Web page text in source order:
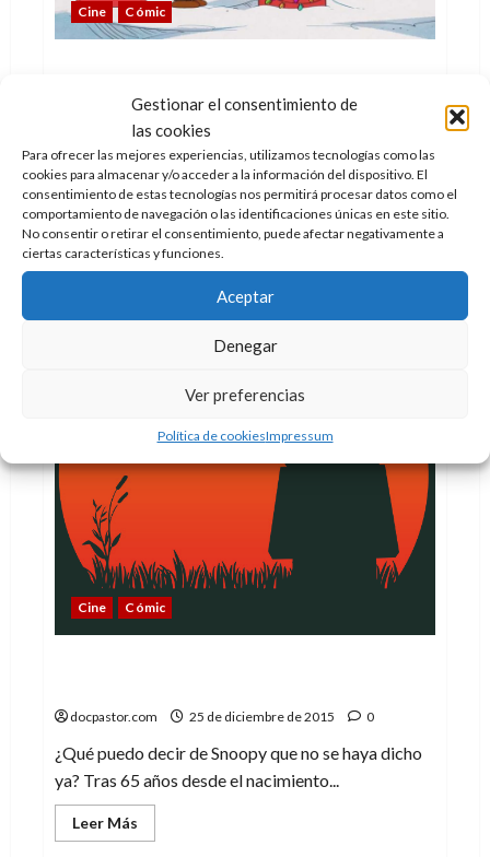
Gestionar el consentimiento de
las cookies
Para ofrecer las mejores experiencias, utilizamos tecnologías como las
cookies para almacenar y/o acceder a la información del dispositivo. El
consentimiento de estas tecnologías nos permitirá procesar datos como el
comportamiento de navegación o las identificaciones únicas en este sitio.
No consentir o retirar el consentimiento, puede afectar negativamente a
ciertas características y funciones.
Aceptar
Denegar
Ver preferencias
Política de cookiesImpressum
Cine Cómic
25 de diciembre de 2015 0
Sí, Snoopy tiene hermanos, ¿o acaso conocéis
alguna camada con solo un miembro?
Leer MásLeer
más
acerca
de
Los
Cine Cómic
docpastor.com 25 de diciembre de 2015 0
¿Qué puedo decir de Snoopy que no se haya dicho
ya? Tras 65 años desde el nacimiento...
Leer Más
más